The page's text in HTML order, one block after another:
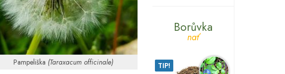
Pampeliška (Taraxacum officinale)
Borůvka
nať
TIP!